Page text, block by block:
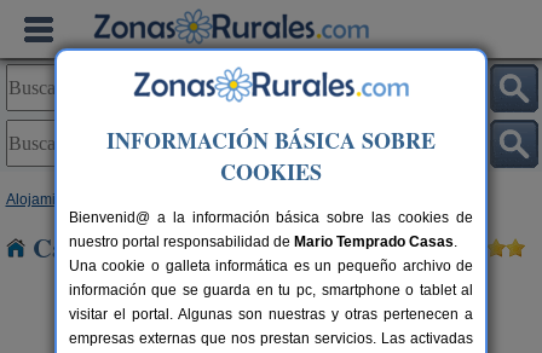
Alojamientos
Casas Rurales cerca de Gudiña A
INFORMACIÓN BÁSICA SOBRE
COOKIES
Bienvenid@ a la información básica sobre las cookies de
nuestro portal responsabilidad de Mario Temprado Casas.
Una cookie o galleta informática es un pequeño archivo de
información que se guarda en tu pc, smartphone o tablet al
visitar el portal. Algunas son nuestras y otras pertenecen a
empresas externas que nos prestan servicios. Las activadas